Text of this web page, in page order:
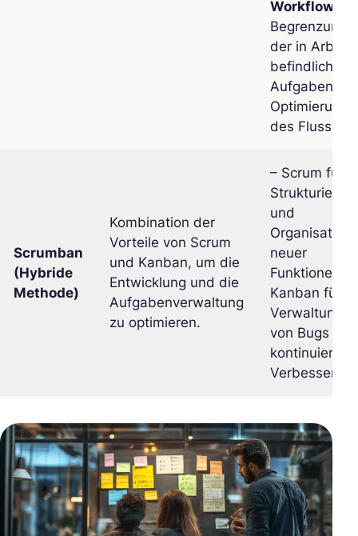
Workflow
Begrenzung
der in Arbeit
befindlichen
Aufgaben zur
Optimierung
des Flusses.
Scrumban
(Hybride
Methode)
Kombination der
Vorteile von Scrum
und Kanban, um die
Entwicklung und die
Aufgabenverwaltung
zu optimieren.
– Scrum für
und
Organisation
neuer
Funktionen.-
Kanban für
Verwaltung
von Bugs und